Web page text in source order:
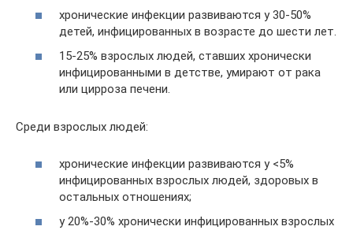
хронические инфекции развиваются у 30-50%
детей, инфицированных в возрасте до шести лет.
15-25% взрослых людей, ставших хронически
инфицированными в детстве, умирают от рака
или цирроза печени.
Среди взрослых людей:
хронические инфекции развиваются у <5%
инфицированных взрослых людей, здоровых в
остальных отношениях;
у 20%-30% хронически инфицированных взрослых